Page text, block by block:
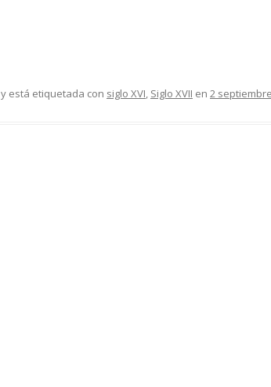
y está etiquetada con siglo XVI, Siglo XVII en 2